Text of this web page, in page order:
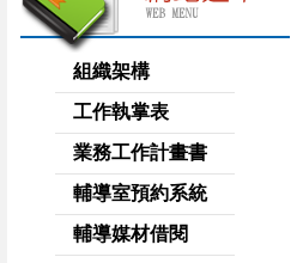
組織架構
工作執掌表
業務工作計畫書
輔導室預約系統
輔導媒材借閱